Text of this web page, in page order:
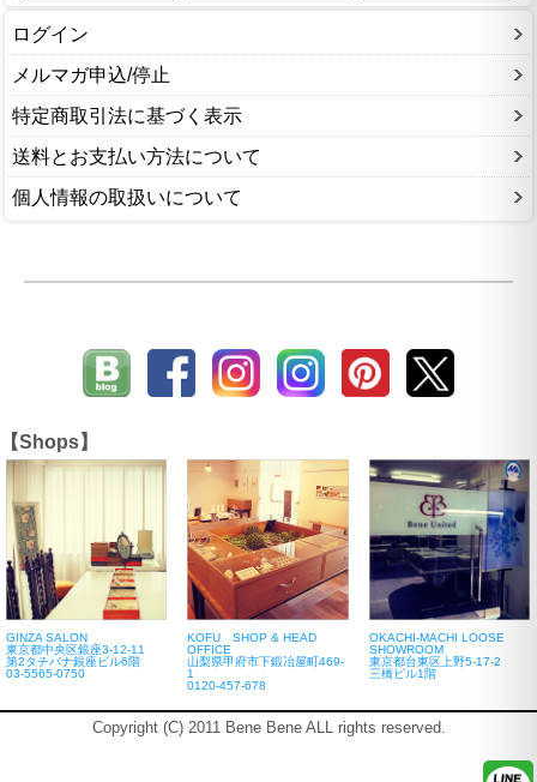
ログイン
メルマガ申込/停止
特定商取引法に基づく表示
送料とお支払い方法について
個人情報の取扱いについて
【Shops】
GINZA SALON
東京都中央区銀座3-12-11
第2タチバナ銀座ビル6階
03-5565-0750
KOFU SHOP & HEAD
OFFICE
山梨県甲府市下鍛冶屋町469-
1
0120-457-678
OKACHI-MACHI LOOSE
SHOWROOM
東京都台東区上野5-17-2
三橋ビル1階
Copyright (C) 2011 Bene Bene ALL rights reserved.